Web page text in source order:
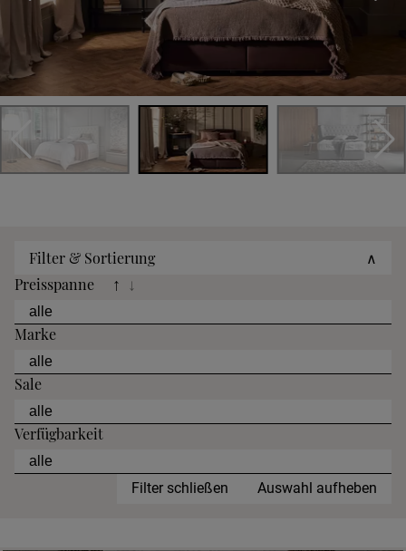
Filter & Sortierung
∧
Preisspanne
↑ ↓
Marke
Sale
Verfügbarkeit
Filter schließen Auswahl aufheben